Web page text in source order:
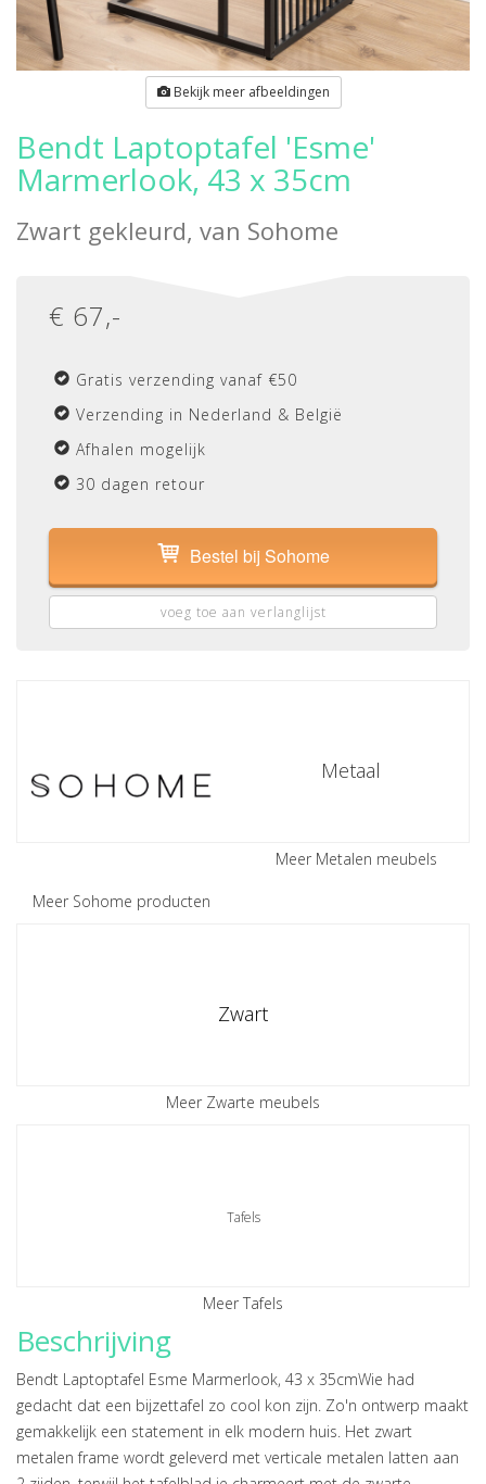
Bekijk meer afbeeldingen
Bendt Laptoptafel 'Esme'
Marmerlook, 43 x 35cm
Zwart gekleurd, van Sohome
€ 67,-
Gratis verzending vanaf €50
Verzending in Nederland & België
Afhalen mogelijk
30 dagen retour
Bestel bij Sohome
voeg toe aan verlanglijst
Meer Sohome producten
Metaal
Meer Metalen meubels
Zwart
Meer Zwarte meubels
Tafels
Meer Tafels
Beschrijving
Bendt Laptoptafel Esme Marmerlook, 43 x 35cmWie had
gedacht dat een bijzettafel zo cool kon zijn. Zo'n ontwerp maakt
gemakkelijk een statement in elk modern huis. Het zwart
metalen frame wordt geleverd met verticale metalen latten aan